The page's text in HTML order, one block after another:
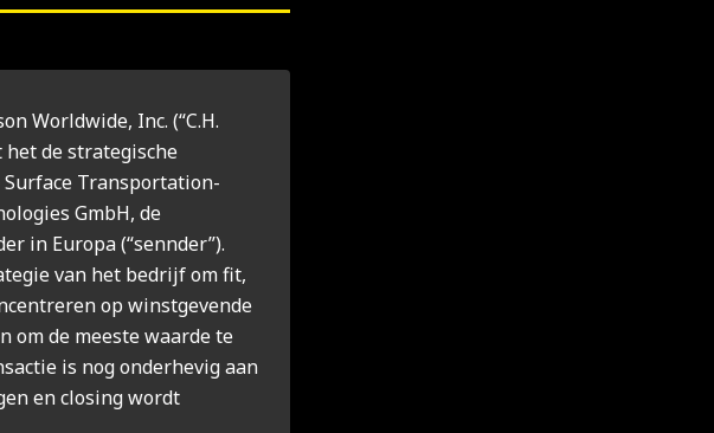
Worldwide, Inc. (“C.H.
het de strategische
Transportation-
GmbH, de
in Europa (“sennder”).
van het bedrijf om fit,
op winstgevende
om de meeste waarde te
is nog onderhevig aan
en closing wordt